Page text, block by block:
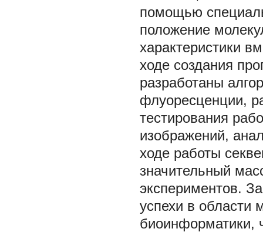
помощью
положение
характеристики
ходе создания
разработаны
флуоресценции,
тестирования
изображений,
ходе работы
значительный
экспериментов.
успехи в области
биоинформатики,